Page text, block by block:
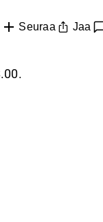
Seuraa Jaa